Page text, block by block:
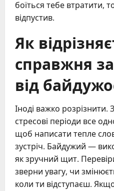
боїться тебе втратити,
відпустив.
Як
справжня
від
Іноді важко розрізнити.
стресові періоди все
щоб написати тепле
зустріч. Байдужий —
як зручний щит.
зверни увагу, чи
коли ти відступаєш.